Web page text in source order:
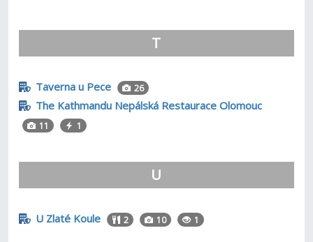
T
Taverna u Pece 26
The Kathmandu Nepálská Restaurace Olomouc
11 1
U
U Zlaté Koule 2 10 1